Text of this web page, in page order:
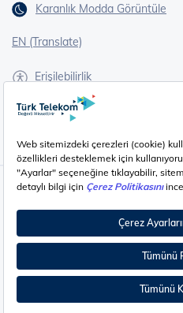
Karanlık Modda Görüntüle
EN (Translate)
Erişilebilirlik
İşaret Dili Çevirisi
Çerez Ayarları